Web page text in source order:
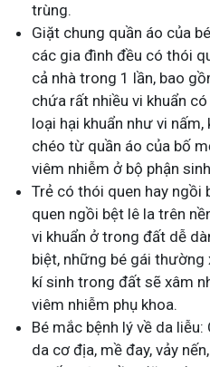
trùng.
Giặt chung quần áo của
các gia đình đều có thói
cả nhà trong 1 lần, bao
chứa rất nhiều vi khuẩn
loại hại khuẩn như vi
chéo từ quần áo của bố
viêm nhiễm ở bộ phận
Trẻ có thói quen hay
quen ngồi bệt lê la trên
vi khuẩn ở trong đất dễ
biệt, những bé gái thường
kí sinh trong đất sẽ xâm
viêm nhiễm phụ khoa.
Bé mắc bệnh lý về da
da cơ địa, mề đay, vảy